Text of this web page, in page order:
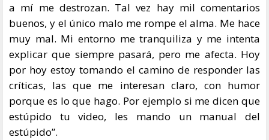
a mí me destrozan. Tal vez hay mil comentarios
buenos, y el único malo me rompe el alma. Me hace
muy mal. Mi entorno me tranquiliza y me intenta
explicar que siempre pasará, pero me afecta. Hoy
por hoy estoy tomando el camino de responder las
críticas, las que me interesan claro, con humor
porque es lo que hago. Por ejemplo si me dicen que
estúpido tu video, les mando un manual del
estúpido”.